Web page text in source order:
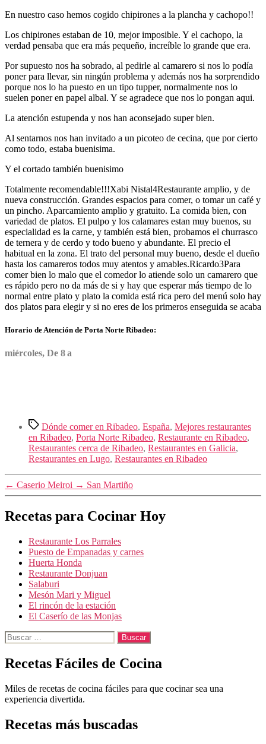
En nuestro caso hemos cogido chipirones a la plancha y cachopo!!
Los chipirones estaban de 10, mejor imposible. Y el cachopo, la
verdad pensaba que era más pequeño, increíble lo grande que era.
Por supuesto nos ha sobrado, al pedirle al camarero si nos lo podía
poner para llevar, sin ningún problema y además nos ha sorprendido
porque nos lo ha puesto en un tipo tupper, normalmente nos lo
suelen poner en papel albal. Y se agradece que nos lo pongan aqui.
La atención estupenda y nos han aconsejado super bien.
Al sentarnos nos han invitado a un picoteo de cecina, que por cierto
como todo, estaba buenisima.
Y el cortado también buenisimo
Totalmente recomendable!!!Xabi Nistal4Restaurante amplio, y de
nueva construcción. Grandes espacios para comer, o tomar un café y
un pincho. Aparcamiento amplio y gratuito. La comida bien, con
variedad de platos. El pulpo y los calamares estan muy buenos, su
especialidad es la carne, y también está bien, probamos el churrasco
de ternera y de cerdo y todo bueno y abundante. El precio el
habitual en la zona. El trato del personal muy bueno, desde el dueño
hasta los camareros todos muy atentos y amables.Ricardo3Para
comer bien lo malo que el comedor lo atiende solo un camarero que
es rápido pero no da más de si y hay que esperar más tiempo de lo
normal entre plato y plato la comida está rica pero del menú solo hay
dos platos para elegir y si no eres de los primeros enseguida se acaba
Horario de Atención de Porta Norte Ribadeo:
miércoles, De 8 a
Etiquetas
Dónde comer en Ribadeo, España, Mejores restaurantes
en Ribadeo, Porta Norte Ribadeo, Restaurante en Ribadeo,
Restaurantes cerca de Ribadeo, Restaurantes en Galicia,
Restaurantes en Lugo, Restaurantes en Ribadeo
← Caserio Meiroi → San Martiño
Recetas para Cocinar Hoy
Restaurante Los Parrales
Puesto de Empanadas y carnes
Huerta Honda
Restaurante Donjuan
Salaburi
Mesón Mari y Miguel
El rincón de la estación
El Caserío de las Monjas
Buscar:
Recetas Fáciles de Cocina
Miles de recetas de cocina fáciles para que cocinar sea una
experiencia divertida.
Recetas más buscadas